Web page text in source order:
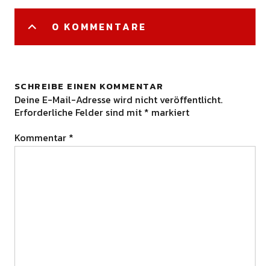
0 KOMMENTARE
SCHREIBE EINEN KOMMENTAR
Deine E-Mail-Adresse wird nicht veröffentlicht.
Erforderliche Felder sind mit * markiert
Kommentar *